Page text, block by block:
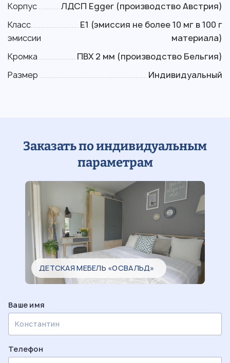
Корпус
ЛДСП Egger (производство Австрия)
Класс
эмиссии
Е1 (эмиссия не более 10 мг в 100 г
материала)
Кромка
ПВХ 2 мм (производство Бельгия)
Размер
Индивидуальный
Заказать по индивидуальным
параметрам
ДЕТСКАЯ МЕБЕЛЬ «ОСВАЛЬД»
Ваше имя
Телефон